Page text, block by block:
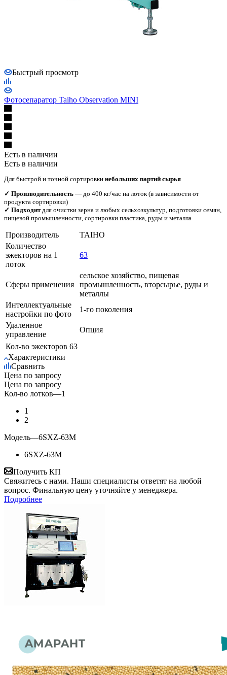
Быстрый просмотр
Фотосепаратор Taiho Observation MINI
Есть в наличии
Есть в наличии
Для быстрой и точной сортировки небольших партий сырья
✓ Производительность — до 400 кг/час на лоток (в зависимости от
продукта сортировки)
✓ Подходитдля очистки зерна и любых сельхозкультур, подготовки семян,
пищевой промышленности, сортировки пластика, руды и металла
Производитель
TAIHO
Количество
эжекторов на 1
лоток
63
Сферы применения
сельское хозяйство, пищевая
промышленность, вторсырье, руды и
металлы
Интеллектуальные
настройки по фото
1-го поколения
Удаленное
управление
Опция
Кол-во эжекторов 63
Характеристики
Сравнить
Цена по запросу
Цена по запросу
Кол-во лотков—1
1
2
Модель—6SXZ-63М
6SXZ-63М
Получить КП
Свяжитесь с нами. Наши специалисты ответят на любой
вопрос. Финальную цену уточняйте у менеджера.
Подробнее